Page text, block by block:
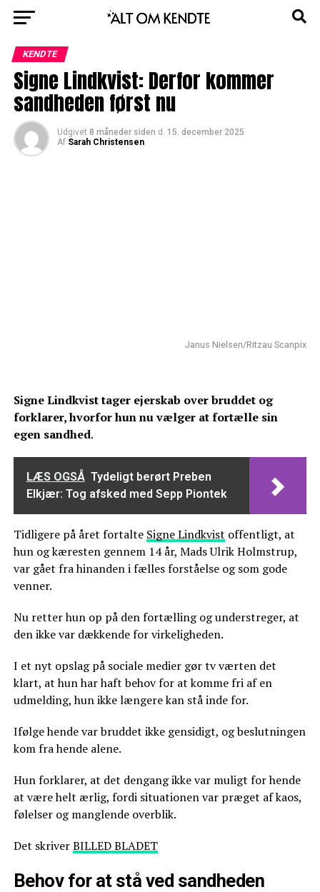
KENDTE
Signe Lindkvist: Derfor kommer
sandheden først nu
Udgivet 8 måneder siden d. 15. december 2025
Af Sarah Christensen
Janus Nielsen/Ritzau Scanpix
Signe Lindkvist tager ejerskab over bruddet og
forklarer, hvorfor hun nu vælger at fortælle sin
egen sandhed.
LÆS OGSÅ Tydeligt berørt Preben
Elkjær: Tog afsked med Sepp Piontek
Tidligere på året fortalte Signe Lindkvist offentligt, at
hun og kæresten gennem 14 år, Mads Ulrik Holmstrup,
var gået fra hinanden i fælles forståelse og som gode
venner.
Nu retter hun op på den fortælling og understreger, at
den ikke var dækkende for virkeligheden.
I et nyt opslag på sociale medier gør tv værten det
klart, at hun har haft behov for at komme fri af en
udmelding, hun ikke længere kan stå inde for.
Ifølge hende var bruddet ikke gensidigt, og beslutningen
kom fra hende alene.
Hun forklarer, at det dengang ikke var muligt for hende
at være helt ærlig, fordi situationen var præget af kaos,
følelser og manglende overblik.
Det skriverBILLED BLADET
Behov for at stå ved sandheden